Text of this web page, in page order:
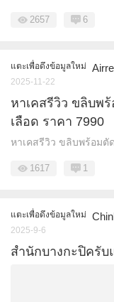
2657 6
แตะเพื่อดึงข้อมูลใหม่
2025-11-22
หาเคสรีวิว ขลิบพ
เลือด ราคา 7990
หาเคสรีวิว ขลิบพร้อมตั
1617 1
แตะเพื่อดึงข้อมูลใหม่
2025-9-6
สำนักบางกะปิครับ